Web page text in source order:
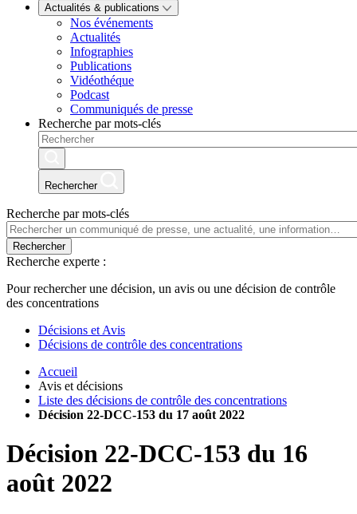
Actualités & publications
Nos événements
Actualités
Infographies
Publications
Vidéothéque
Podcast
Communiqués de presse
Recherche par mots-clés
Rechercher
Recherche par mots-clés
Rechercher
Recherche experte :
Pour rechercher une décision, un avis ou une décision de contrôle
des concentrations
Décisions et Avis
Décisions de contrôle des concentrations
Accueil
Avis et décisions
Liste des décisions de contrôle des concentrations
Décision 22-DCC-153 du 17 août 2022
Décision 22-DCC-153 du 16
août 2022